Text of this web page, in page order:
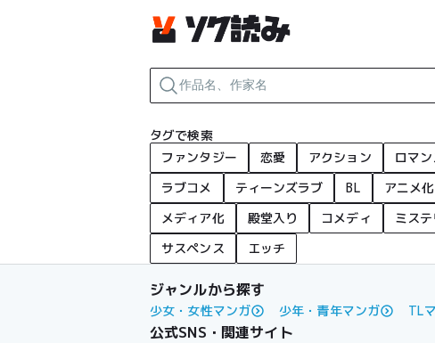
タグで検索
ファンタジー
恋愛 アクション ロマン
ラブコメ
ティーンズラブ BL アニメ化
メディア化
殿堂入り コメディ ミス
サスペンス
エッチ
ジャンルから探す
少女・女性マンガ 少年・青年マンガ TL
公式SNS・関連サイト